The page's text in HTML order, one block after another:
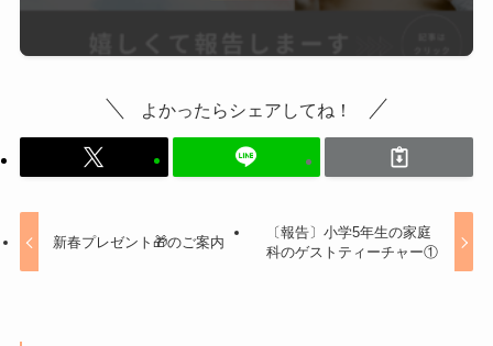
よかったらシェアしてね！
新春プレゼント🎁のご案内
〔報告〕小学5年生の家庭
科のゲストティーチャー①